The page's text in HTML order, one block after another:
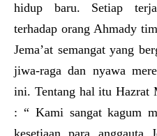
hidup baru. Setiap
terhadap orang Ahmady
Jema’at semangat yang
jiwa-raga dan nyawa
ini. Tentang hal itu Hazrat
: “ Kami sangat kagum
kesetiaan para